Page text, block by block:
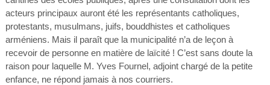
acteurs principaux auront été les représentants catholiques,
protestants, musulmans, juifs, bouddhistes et catholiques
arméniens. Mais il paraît que la municipalité n’a de leçon à
recevoir de personne en matière de laïcité ! C’est sans doute la
raison pour laquelle M. Yves Fournel, adjoint chargé de la petite
enfance, ne répond jamais à nos courriers.